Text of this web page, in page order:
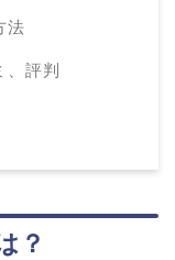
法
、評判
？